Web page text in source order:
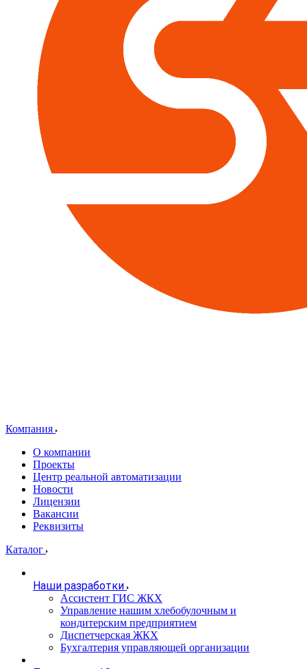
Компания
О компании
Проекты
Центр реальной автоматизации
Новости
Лицензии
Вакансии
Реквизиты
Каталог
Наши разработки
Ассистент ГИС ЖКХ
Управление нашим хлебобулочным и
кондитерским предприятием
Диспетчерская ЖКХ
Бухгалтерия управляющей организации